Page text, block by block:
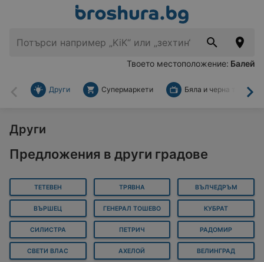
Твоето местоположение: Балей
Назад
Други Супермаркети Бяла и черна техника
Други
Предложения в други градове
ТЕТЕВЕН ТРЯВНА ВЪЛЧЕДРЪМ
ВЪРШЕЦ ГЕНЕРАЛ ТОШЕВО КУБРАТ
СИЛИСТРА ПЕТРИЧ РАДОМИР
СВЕТИ ВЛАС АХЕЛОЙ ВЕЛИНГРАД